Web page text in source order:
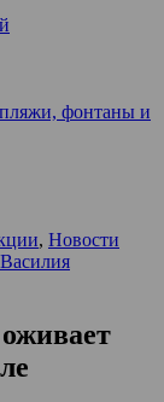
фонтаны и
, Новости